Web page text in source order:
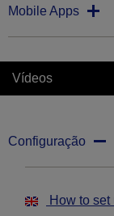
Mobile Apps
Vídeos
Configuração
How to